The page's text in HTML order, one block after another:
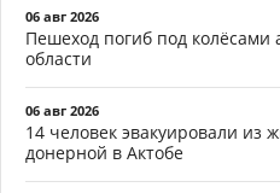
06 авг 2026
Пешеход погиб под колёсами
области
06 авг 2026
14 человек эвакуировали из
донерной в Актобе